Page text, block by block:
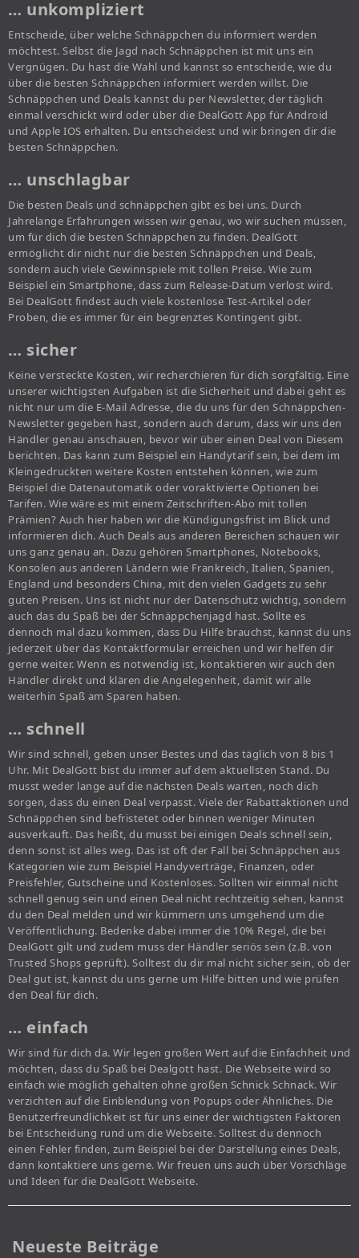
… unkompliziert
Entscheide, über welche Schnäppchen du informiert werden
möchtest. Selbst die Jagd nach Schnäppchen ist mit uns ein
Vergnügen. Du hast die Wahl und kannst so entscheide, wie du
über die besten Schnäppchen informiert werden willst. Die
Schnäppchen und Deals kannst du per Newsletter, der täglich
einmal verschickt wird oder über die DealGott App für Android
und Apple IOS erhalten. Du entscheidest und wir bringen dir die
besten Schnäppchen.
… unschlagbar
Die besten Deals und schnäppchen gibt es bei uns. Durch
Jahrelange Erfahrungen wissen wir genau, wo wir suchen müssen,
um für dich die besten Schnäppchen zu finden. DealGott
ermöglicht dir nicht nur die besten Schnäppchen und Deals,
sondern auch viele Gewinnspiele mit tollen Preise. Wie zum
Beispiel ein Smartphone, dass zum Release-Datum verlost wird.
Bei DealGott findest auch viele kostenlose Test-Artikel oder
Proben, die es immer für ein begrenztes Kontingent gibt.
… sicher
Keine versteckte Kosten, wir recherchieren für dich sorgfältig. Eine
unserer wichtigsten Aufgaben ist die Sicherheit und dabei geht es
nicht nur um die E-Mail Adresse, die du uns für den Schnäppchen-
Newsletter gegeben hast, sondern auch darum, dass wir uns den
Händler genau anschauen, bevor wir über einen Deal von Diesem
berichten. Das kann zum Beispiel ein Handytarif sein, bei dem im
Kleingedruckten weitere Kosten entstehen können, wie zum
Beispiel die Datenautomatik oder voraktivierte Optionen bei
Tarifen. Wie wäre es mit einem Zeitschriften-Abo mit tollen
Prämien? Auch hier haben wir die Kündigungsfrist im Blick und
informieren dich. Auch Deals aus anderen Bereichen schauen wir
uns ganz genau an. Dazu gehören Smartphones, Notebooks,
Konsolen aus anderen Ländern wie Frankreich, Italien, Spanien,
England und besonders China, mit den vielen Gadgets zu sehr
guten Preisen. Uns ist nicht nur der Datenschutz wichtig, sondern
auch das du Spaß bei der Schnäppchenjagd hast. Sollte es
dennoch mal dazu kommen, dass Du Hilfe brauchst, kannst du uns
jederzeit über das Kontaktformular erreichen und wir helfen dir
gerne weiter. Wenn es notwendig ist, kontaktieren wir auch den
Händler direkt und klären die Angelegenheit, damit wir alle
weiterhin Spaß am Sparen haben.
… schnell
Wir sind schnell, geben unser Bestes und das täglich von 8 bis 1
Uhr. Mit DealGott bist du immer auf dem aktuellsten Stand. Du
musst weder lange auf die nächsten Deals warten, noch dich
sorgen, dass du einen Deal verpasst. Viele der Rabattaktionen und
Schnäppchen sind befristetet oder binnen weniger Minuten
ausverkauft. Das heißt, du musst bei einigen Deals schnell sein,
denn sonst ist alles weg. Das ist oft der Fall bei Schnäppchen aus
Kategorien wie zum Beispiel Handyverträge, Finanzen, oder
Preisfehler, Gutscheine und Kostenloses. Sollten wir einmal nicht
schnell genug sein und einen Deal nicht rechtzeitig sehen, kannst
du den Deal melden und wir kümmern uns umgehend um die
Veröffentlichung. Bedenke dabei immer die 10% Regel, die bei
DealGott gilt und zudem muss der Händler seriös sein (z.B. von
Trusted Shops geprüft). Solltest du dir mal nicht sicher sein, ob der
Deal gut ist, kannst du uns gerne um Hilfe bitten und wie prüfen
den Deal für dich.
… einfach
Wir sind für dich da. Wir legen großen Wert auf die Einfachheit und
möchten, dass du Spaß bei Dealgott hast. Die Webseite wird so
einfach wie möglich gehalten ohne großen Schnick Schnack. Wir
verzichten auf die Einblendung von Popups oder Ähnliches. Die
Benutzerfreundlichkeit ist für uns einer der wichtigsten Faktoren
bei Entscheidung rund um die Webseite. Solltest du dennoch
einen Fehler finden, zum Beispiel bei der Darstellung eines Deals,
dann kontaktiere uns gerne. Wir freuen uns auch über Vorschläge
und Ideen für die DealGott Webseite.
Neueste Beiträge